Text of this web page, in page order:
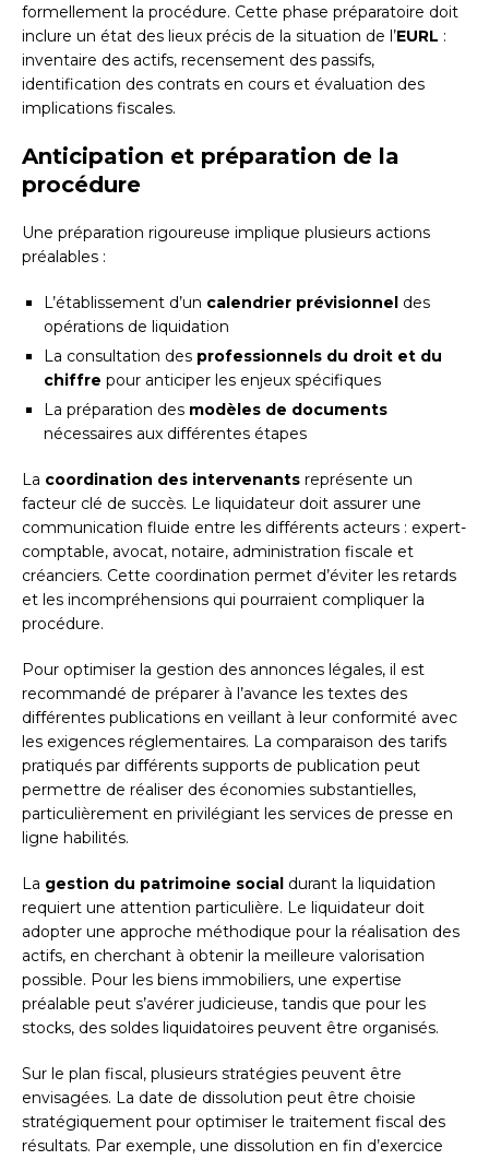
formellement la procédure. Cette phase préparatoire doit
inclure un état des lieux précis de la situation de l’EURL :
inventaire des actifs, recensement des passifs,
identification des contrats en cours et évaluation des
implications fiscales.
Anticipation et préparation de la
procédure
Une préparation rigoureuse implique plusieurs actions
préalables :
L’établissement d’un calendrier prévisionnel des
opérations de liquidation
La consultation des professionnels du droit et du
chiffre pour anticiper les enjeux spécifiques
La préparation des modèles de documents
nécessaires aux différentes étapes
La coordination des intervenants représente un
facteur clé de succès. Le liquidateur doit assurer une
communication fluide entre les différents acteurs : expert-
comptable, avocat, notaire, administration fiscale et
créanciers. Cette coordination permet d’éviter les retards
et les incompréhensions qui pourraient compliquer la
procédure.
Pour optimiser la gestion des annonces légales, il est
recommandé de préparer à l’avance les textes des
différentes publications en veillant à leur conformité avec
les exigences réglementaires. La comparaison des tarifs
pratiqués par différents supports de publication peut
permettre de réaliser des économies substantielles,
particulièrement en privilégiant les services de presse en
ligne habilités.
La gestion du patrimoine social durant la liquidation
requiert une attention particulière. Le liquidateur doit
adopter une approche méthodique pour la réalisation des
actifs, en cherchant à obtenir la meilleure valorisation
possible. Pour les biens immobiliers, une expertise
préalable peut s’avérer judicieuse, tandis que pour les
stocks, des soldes liquidatoires peuvent être organisés.
Sur le plan fiscal, plusieurs stratégies peuvent être
envisagées. La date de dissolution peut être choisie
stratégiquement pour optimiser le traitement fiscal des
résultats. Par exemple, une dissolution en fin d’exercice